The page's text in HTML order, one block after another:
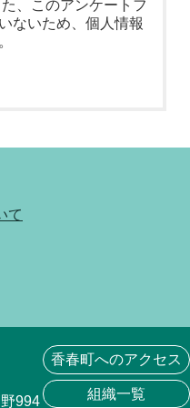
、このアンケートフ
ないため、個人情報
て
994
香春町へのアクセス
組織一覧